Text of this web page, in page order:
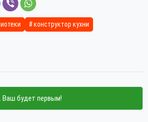
конструктор кухни
Ваш будет первым!